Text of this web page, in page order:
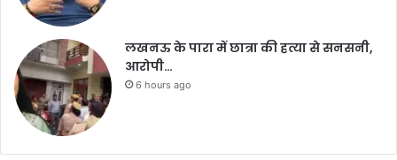
लखनऊ के पारा में छात्रा की हत्या से सनसनी,
आरोपी…
6 hours ago